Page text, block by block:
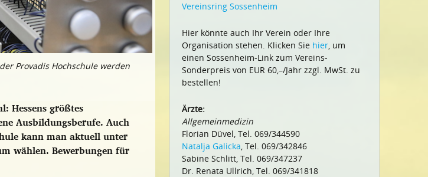
Provadis Hochschule werden
Hessens größtes
Ausbildungsberufe. Auch
kann man aktuell unter
wählen. Bewerbungen für
Vereinsring Sossenheim
Hier könnte auch Ihr Verein oder Ihre
Organisation stehen. Klicken Sie hier, um
einen Sossenheim-Link zum Vereins-
Sonderpreis von EUR 60,–/Jahr zzgl. MwSt. zu
bestellen!
Ärzte:
Allgemeinmedizin
Florian Düvel, Tel. 069/344590
Natalja Galicka, Tel. 069/342846
Sabine Schlitt, Tel. 069/347237
Dr. Renata Ullrich, Tel. 069/341818